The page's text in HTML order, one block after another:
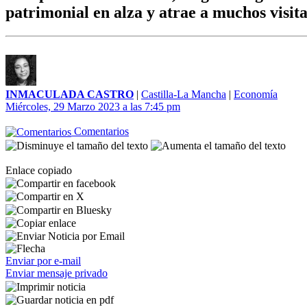
patrimonial en alza y atrae a muchos
INMACULADA CASTRO | Castilla-La Mancha | Economía
Miércoles, 29 Marzo 2023 a las 7:45 pm
Comentarios
Enlace copiado
Enviar por e-mail
Enviar mensaje privado